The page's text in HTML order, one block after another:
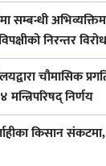
सम्बन्धी
निरन्तर विरोध
चौमासिक
मन्त्रिपरिषद् निर्णय
किसान संकटमा,